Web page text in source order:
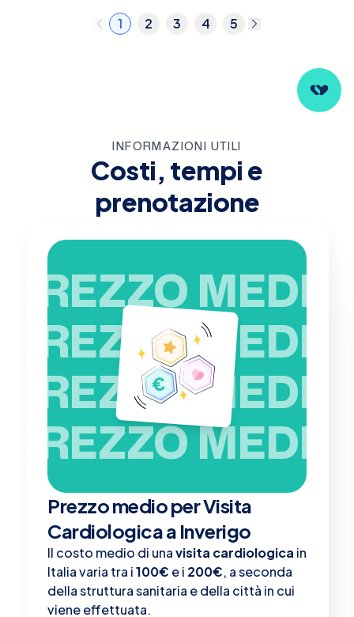
1 2 3 4 5
INFORMAZIONI UTILI
Costi, tempi e
prenotazione
PREZZO MEDIO
PREZZO MEDIO
PREZZO MEDIO
PREZZO MEDIO
Prezzo medio per Visita
Cardiologica a Inverigo
Il costo medio di unavisita cardiologica in
Italia varia tra i100€ e i 200€, a seconda
della struttura sanitaria e della città in cui
viene effettuata.